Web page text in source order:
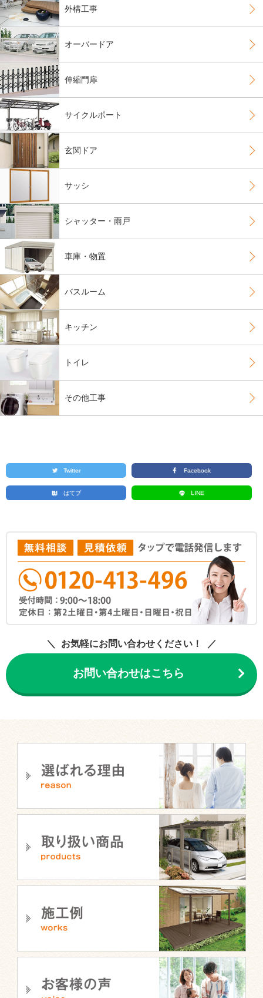
外構工事
オーバードア
伸縮門扉
サイクルポート
玄関ドア
サッシ
シャッター・雨戸
車庫・物置
バスルーム
キッチン
トイレ
その他工事
Twitter Facebook
はてブ LINE
お気軽にお問い合わせください！
お問い合わせはこちら